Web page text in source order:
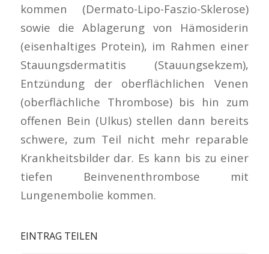
kommen (Dermato-Lipo-Faszio-Sklerose)
sowie die Ablagerung von Hämosiderin
(eisenhaltiges Protein), im Rahmen einer
Stauungsdermatitis (Stauungsekzem),
Entzündung der oberflächlichen Venen
(oberflächliche Thrombose) bis hin zum
offenen Bein (Ulkus) stellen dann bereits
schwere, zum Teil nicht mehr reparable
Krankheitsbilder dar. Es kann bis zu einer
tiefen Beinvenenthrombose mit
Lungenembolie kommen.
EINTRAG TEILEN